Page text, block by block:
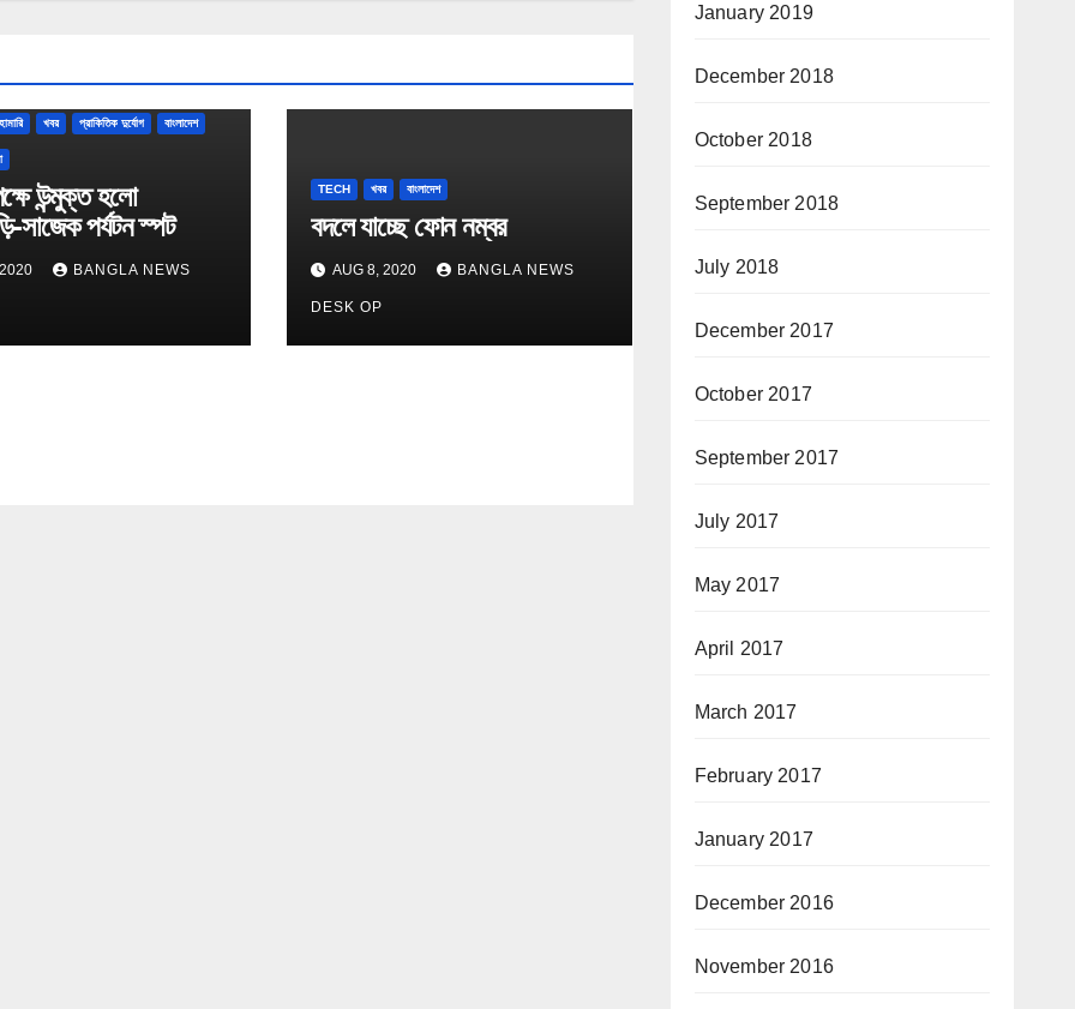
খবর প্রাকিতিক দুর্যোগ বাংলাদেশ
উন্মুক্ত হলো
সাজেক পর্যটন স্পট
BANGLA NEWS
TECH খবর বাংলাদেশ
বদলে যাচ্ছে ফোন নম্বর
AUG 8, 2020 BANGLA NEWS
DESK OP
January 2019
December 2018
October 2018
September 2018
July 2018
December 2017
October 2017
September 2017
July 2017
May 2017
April 2017
March 2017
February 2017
January 2017
December 2016
November 2016